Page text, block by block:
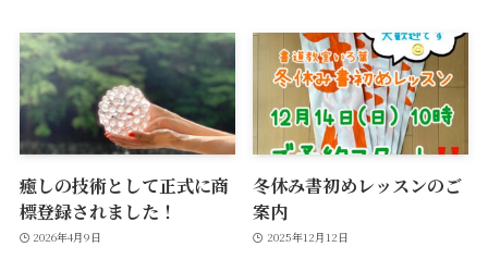
癒しの技術として正式に商
標登録されました！
2026年4月9日
冬休み書初めレッスンのご
案内
2025年12月12日